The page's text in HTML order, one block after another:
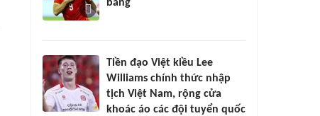
bảng
Tiền đạo Việt kiều Lee
Williams chính thức nhập
tịch Việt Nam, rộng cửa
khoác áo các đội tuyển quốc